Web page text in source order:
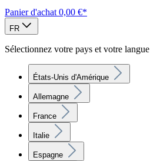
Panier d'achat 0,00 €*
FR
Sélectionnez votre pays et votre langue
États-Unis d'Amérique
Allemagne
France
Italie
Espagne